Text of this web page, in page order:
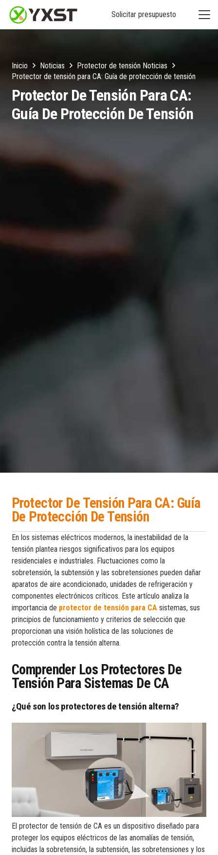
Solicitar presupuesto
Inicio Noticias
Protector de tensión Noticias
Protector de tensión para CA: Guía de protección de tensión
Protector De Tensión Para CA:
Guía De Protección De Tensión
Protector De Tensión Para CA: Guía
De Protección De Tensión
En los sistemas eléctricos modernos, la inestabilidad de la
tensión plantea riesgos significativos para los equipos
residenciales e industriales. Fluctuaciones como la
sobretensión, la subtensión y las sobretensiones pueden dañar
aparatos de aire acondicionado, unidades de refrigeración y
componentes electrónicos críticos. Este artículo analiza la
importancia de protector de tensión para CA sistemas, sus
principios de funcionamiento y criterios de selección que
proporcionan una visión holística de las soluciones de
protección contra la tensión alterna.
Comprender Los Protectores De
Tensión Para Sistemas De CA
¿Qué son los protectores de tensión alterna?
El protector de tensión de CA es un dispositivo diseñado para
proteger los equipos eléctricos de las anomalías de tensión,
incluidas la sobretensión, la subtensión, las sobretensiones y los